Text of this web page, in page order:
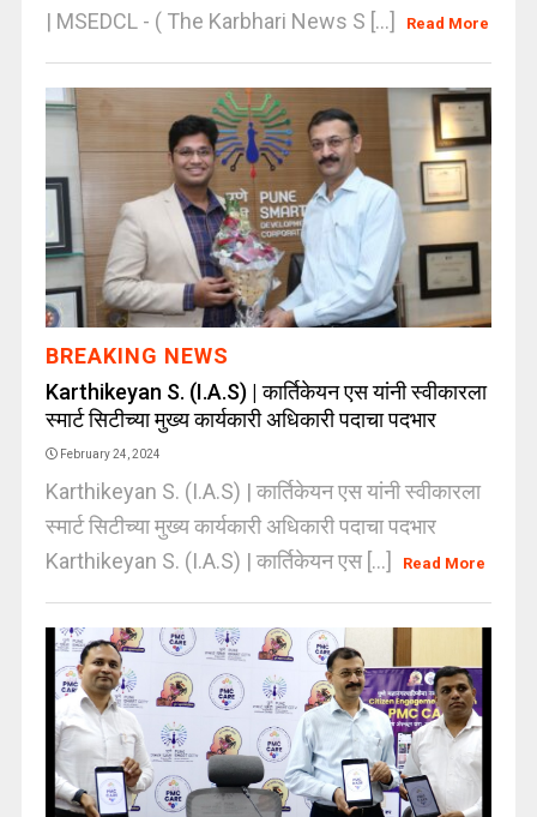
| MSEDCL - ( The Karbhari News S [...]
Read More
BREAKING NEWS
Karthikeyan S. (I.A.S) | कार्तिकेयन एस यांनी स्वीकारला
स्मार्ट सिटीच्या मुख्य कार्यकारी अधिकारी पदाचा पदभार
February 24, 2024
Karthikeyan S. (I.A.S) | कार्तिकेयन एस यांनी स्वीकारला
स्मार्ट सिटीच्या मुख्य कार्यकारी अधिकारी पदाचा पदभार
Karthikeyan S. (I.A.S) | कार्तिकेयन एस [...]
Read More